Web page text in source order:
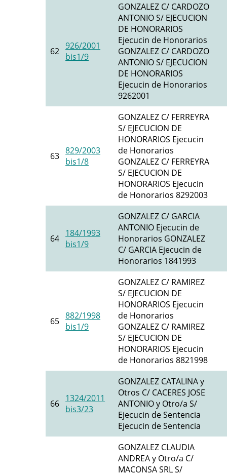
62 926/2001
bis1/9
GONZALEZ C/ CARDOZO
ANTONIO S/ EJECUCION
DE HONORARIOS
Ejecucin de Honorarios
GONZALEZ C/ CARDOZO
ANTONIO S/ EJECUCION
DE HONORARIOS
Ejecucin de Honorarios
9262001
63 829/2003
bis1/8
GONZALEZ C/ FERREYRA
S/ EJECUCION DE
HONORARIOS Ejecucin
de Honorarios
GONZALEZ C/ FERREYRA
S/ EJECUCION DE
HONORARIOS Ejecucin
de Honorarios 8292003
64
184/1993
bis1/9
GONZALEZ C/ GARCIA
ANTONIO Ejecucin de
Honorarios GONZALEZ
C/ GARCIA Ejecucin de
Honorarios 1841993
65 882/1998
bis1/9
GONZALEZ C/ RAMIREZ
S/ EJECUCION DE
HONORARIOS Ejecucin
de Honorarios
GONZALEZ C/ RAMIREZ
S/ EJECUCION DE
HONORARIOS Ejecucin
de Honorarios 8821998
66
1324/2011
bis3/23
GONZALEZ CATALINA y
Otros C/ CACERES JOSE
ANTONIO y Otro/a S/
Ejecucin de Sentencia
Ejecucin de Sentencia
GONZALEZ CLAUDIA
ANDREA y Otro/a C/
MACONSA SRL S/